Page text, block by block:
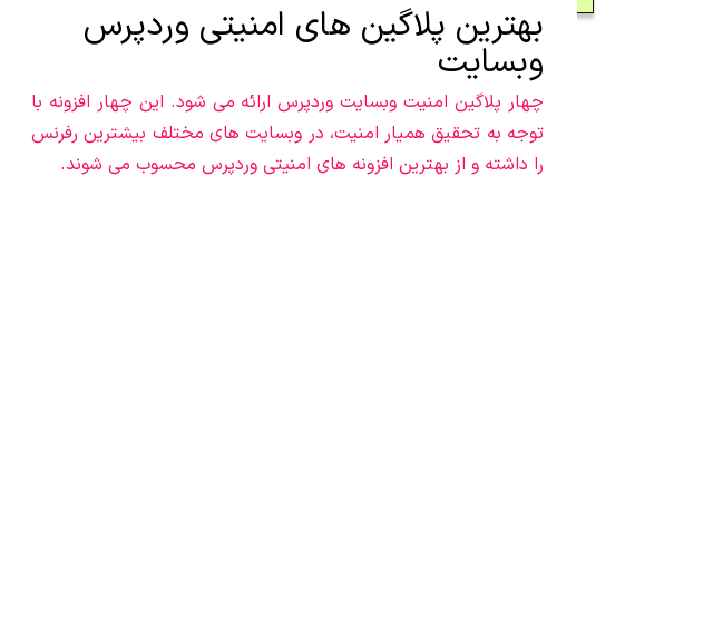
بهترین پلاگین های امنیتی وردپرس
وبسایت
چهار پلاگین امنیت وبسایت وردپرس ارائه می شود. این چهار افزونه با
توجه به تحقیق همیار امنیت، در وبسایت های مختلف بیشترین رفرنس
را داشته و از بهترین افزونه های امنیتی وردپرس محسوب می شوند.